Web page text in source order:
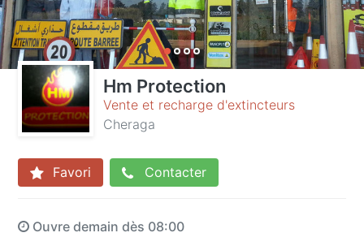
Hm Protection
Vente et recharge d'extincteurs
Cheraga
Favori Contacter
Ouvre demain dès 08:00